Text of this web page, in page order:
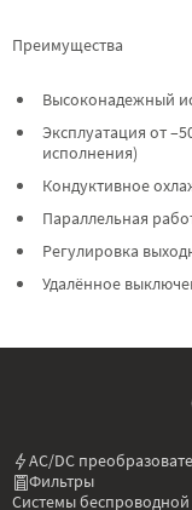
Преимущества
Высоконадежный
Эксплуатация от
исполнения)
Кондуктивное
Параллельная
Регулировка
Удалённое
AC/DC
Фильтры
Системы